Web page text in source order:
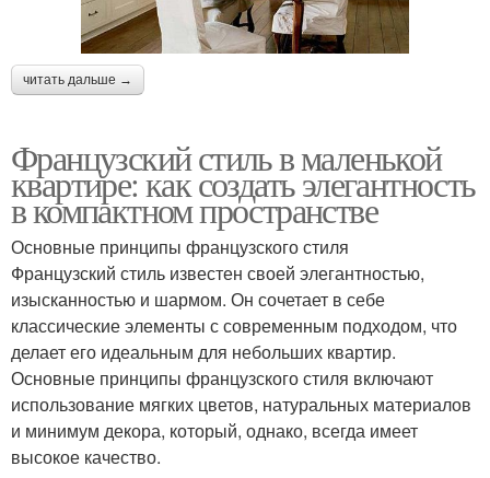
читать дальше →
Французский стиль в маленькой
квартире: как создать элегантность
в компактном пространстве
Основные принципы французского стиля
Французский стиль известен своей элегантностью,
изысканностью и шармом. Он сочетает в себе
классические элементы с современным подходом, что
делает его идеальным для небольших квартир.
Основные принципы французского стиля включают
использование мягких цветов, натуральных материалов
и минимум декора, который, однако, всегда имеет
высокое качество.